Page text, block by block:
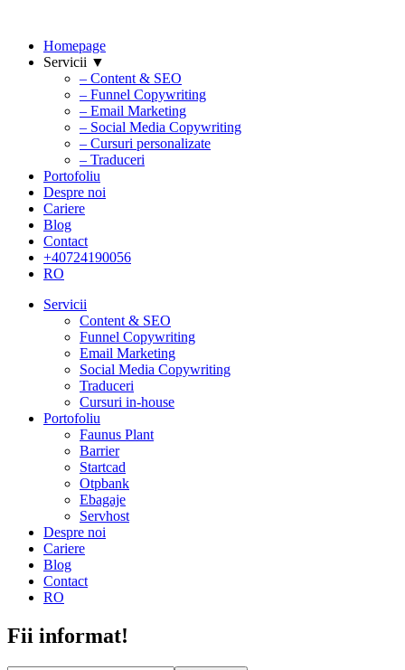
Homepage
Servicii ▼
– Content & SEO
– Funnel Copywriting
– Email Marketing
– Social Media Copywriting
– Cursuri personalizate
– Traduceri
Portofoliu
Despre noi
Cariere
Blog
Contact
+40724190056
RO
Servicii
Content & SEO
Funnel Copywriting
Email Marketing
Social Media Copywriting
Traduceri
Cursuri in-house
Portofoliu
Faunus Plant
Barrier
Startcad
Otpbank
Ebagaje
Servhost
Despre noi
Cariere
Blog
Contact
RO
Fii informat!